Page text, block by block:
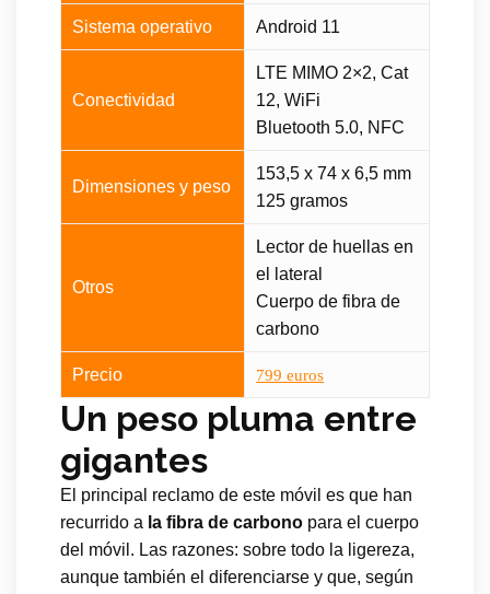
Sistema operativo Android 11
Conectividad
LTE MIMO 2×2, Cat
12, WiFi
Bluetooth 5.0, NFC
Dimensiones y peso
153,5 x 74 x 6,5 mm
125 gramos
Otros
Lector de huellas en
el lateral
Cuerpo de fibra de
carbono
Precio 799 euros
Un peso pluma entre
gigantes
El principal reclamo de este móvil es que han
recurrido a la fibra de carbono para el cuerpo
del móvil. Las razones: sobre todo la ligereza,
aunque también el diferenciarse y que, según